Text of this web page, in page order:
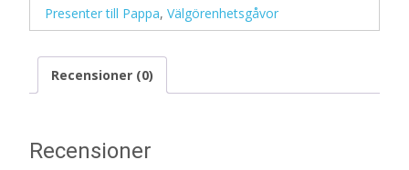
Presenter till Pappa, Välgörenhetsgåvor
Recensioner (0)
Recensioner